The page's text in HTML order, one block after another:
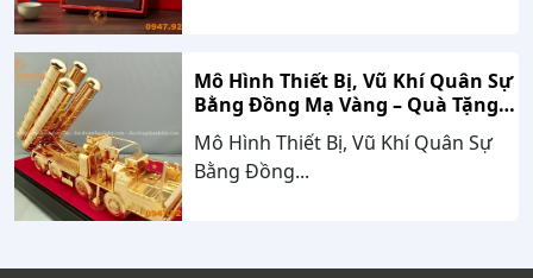
Mô Hình Thiết Bị, Vũ Khí Quân Sự
Bằng Đồng Mạ Vàng – Quà Tặng
Cao Cấp Mang Dấu Ấn Sức Mạnh
Và Niềm Tự Hào Dân Tộc
Mô Hình Thiết Bị, Vũ Khí Quân Sự
Bằng Đồng...